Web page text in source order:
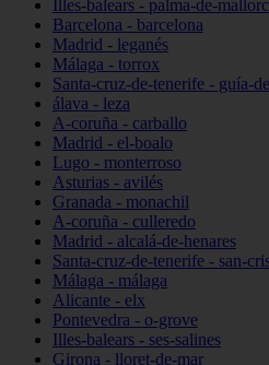
Illes-balears - palma-de-
Barcelona - barcelona
Madrid - leganés
Málaga - torrox
Santa-cruz-de-tenerife - guía-
álava - leza
A-coruña - carballo
Madrid - el-boalo
Lugo - monterroso
Asturias - avilés
Granada - monachil
A-coruña - culleredo
Madrid - alcalá-de-henares
Santa-cruz-de-tenerife - san-
Málaga - málaga
Alicante - elx
Pontevedra - o-grove
Illes-balears - ses-salines
Girona - lloret-de-mar